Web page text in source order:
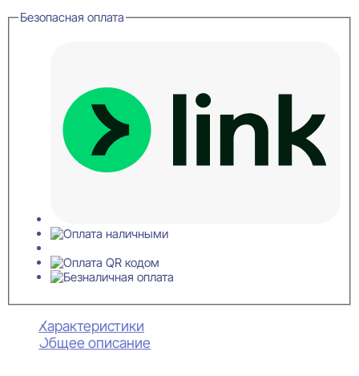
15x90x2400
Безопасная оплата
Характеристики
Общее описание